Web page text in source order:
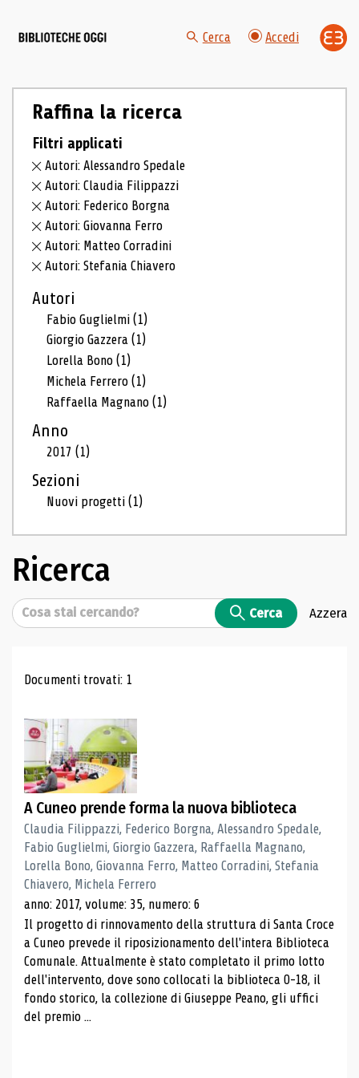
Cerca Accedi
Raffina la ricerca
Filtri applicati
Autori: Alessandro Spedale
Autori: Claudia Filippazzi
Autori: Federico Borgna
Autori: Giovanna Ferro
Autori: Matteo Corradini
Autori: Stefania Chiavero
Autori
Fabio Guglielmi(1)
Giorgio Gazzera(1)
Lorella Bono(1)
Michela Ferrero(1)
Raffaella Magnano(1)
Anno
2017(1)
Sezioni
Nuovi progetti(1)
Ricerca
Cerca Cerca Azzera
Risultati di ricerca
Documenti trovati: 1
A Cuneo prende forma la nuova biblioteca
Claudia Filippazzi, Federico Borgna, Alessandro Spedale,
Fabio Guglielmi, Giorgio Gazzera, Raffaella Magnano,
Lorella Bono, Giovanna Ferro, Matteo Corradini, Stefania
Chiavero, Michela Ferrero
anno: 2017, volume: 35, numero: 6
Il progetto di rinnovamento della struttura di Santa Croce
a Cuneo prevede il riposizionamento dell'intera Biblioteca
Comunale. Attualmente è stato completato il primo lotto
dell'intervento, dove sono collocati la biblioteca 0-18, il
fondo storico, la collezione di Giuseppe Peano, gli uffici
del premio ...